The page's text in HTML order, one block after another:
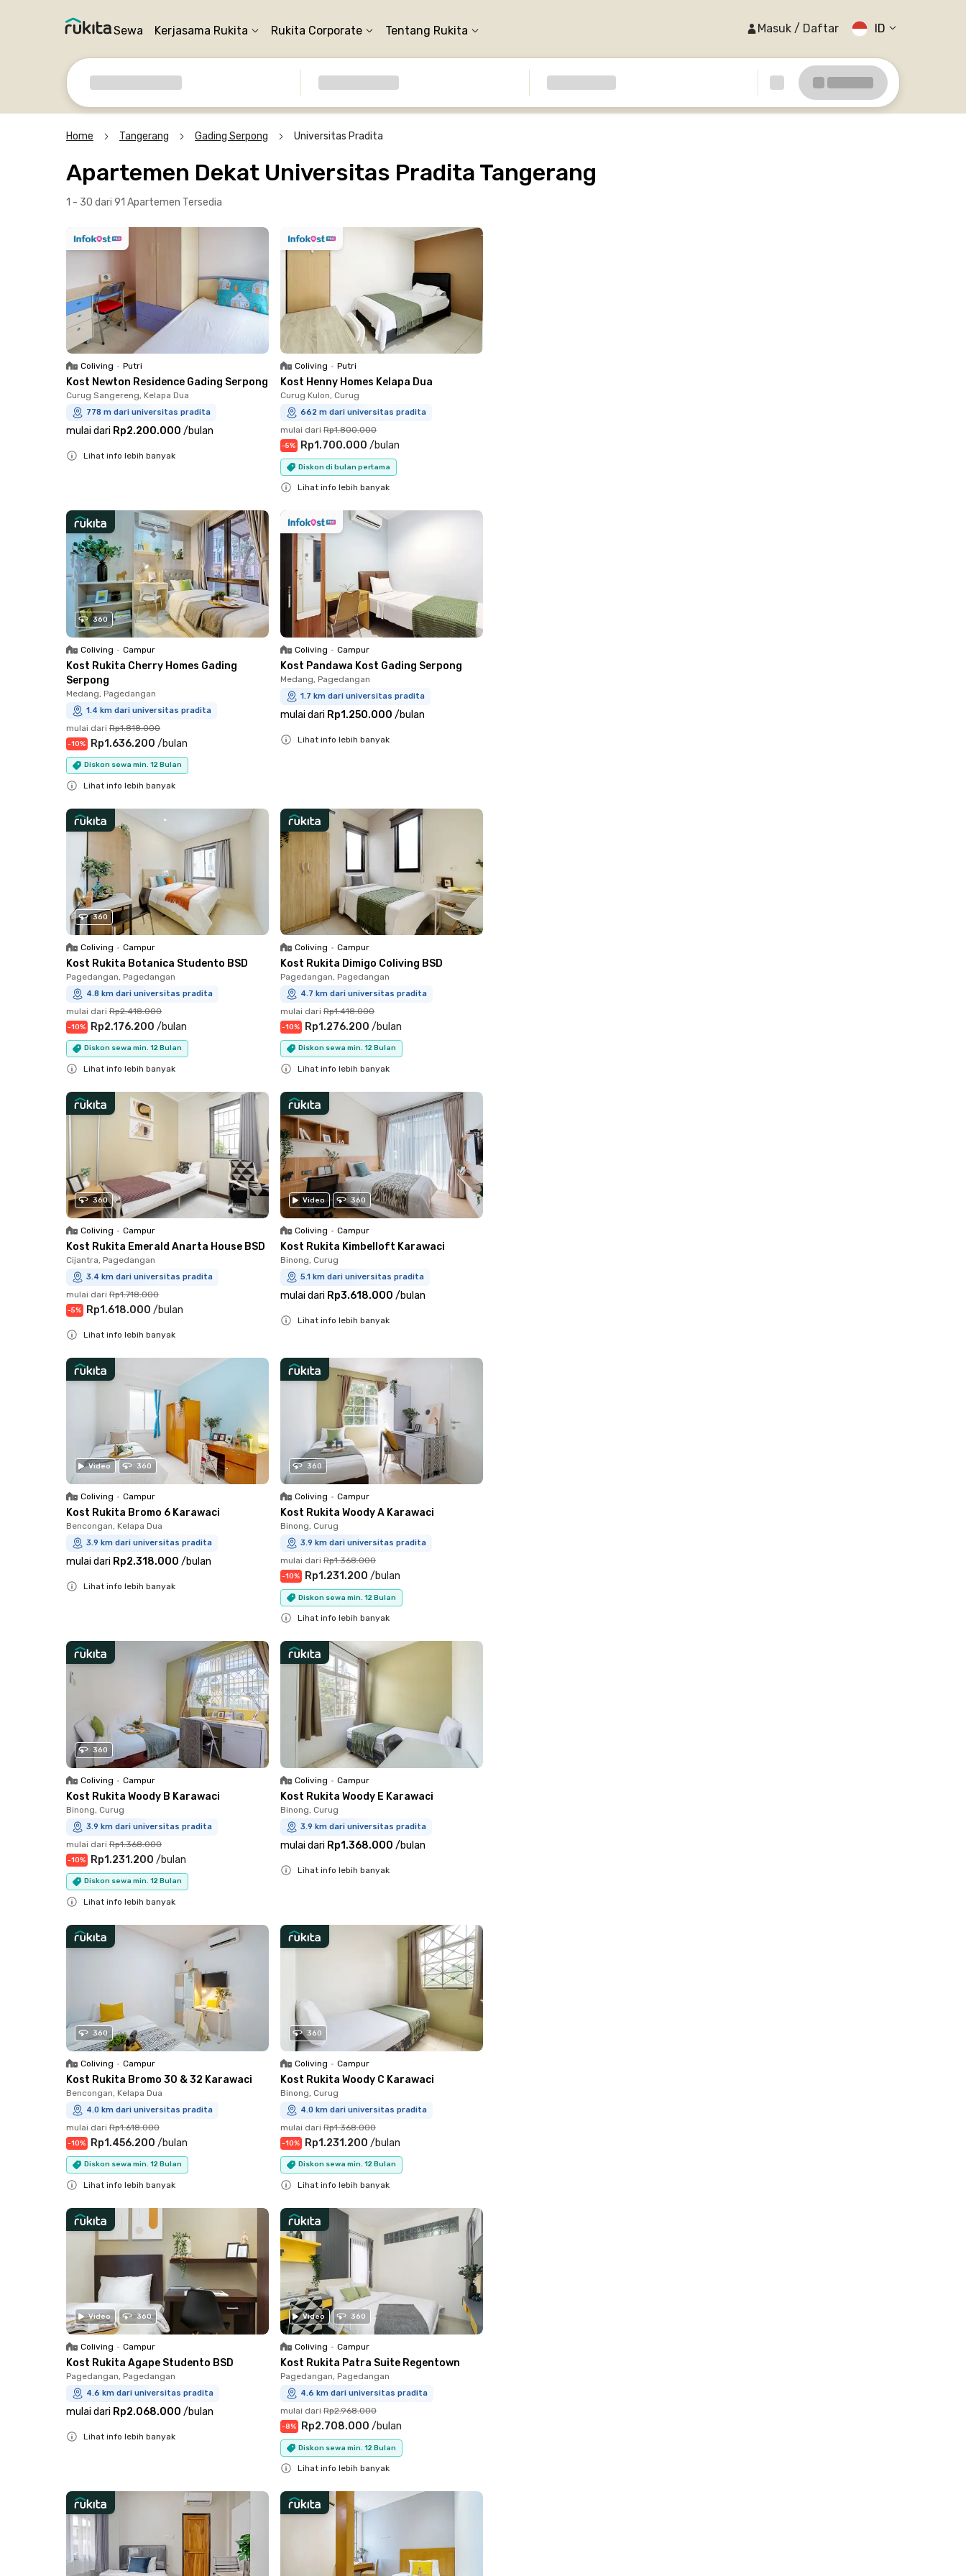
Sewa Kerjasama Rukita Rukita Corporate Tentang Rukita Masuk / Daftar ID
Home Tangerang Gading Serpong Universitas Pradita
Apartemen Dekat Universitas Pradita Tangerang
1 - 30 dari 91 Apartemen Tersedia
Coliving • Putri
Kost Newton Residence Gading Serpong
Curug Sangereng, Kelapa Dua
778 m dari universitas pradita
mulai dari Rp2.200.000 /bulan
Lihat info lebih banyak
Coliving • Putri
Kost Henny Homes Kelapa Dua
Curug Kulon, Curug
662 m dari universitas pradita
mulai dari Rp1.800.000
-5% Rp1.700.000 /bulan
Diskon di bulan pertama
Lihat info lebih banyak
360
Coliving • Campur
Kost Rukita Cherry Homes Gading
Serpong
Medang, Pagedangan
1.4 km dari universitas pradita
mulai dari Rp1.818.000
-10% Rp1.636.200 /bulan
Diskon sewa min. 12 Bulan
Lihat info lebih banyak
Coliving • Campur
Kost Pandawa Kost Gading Serpong
Medang, Pagedangan
1.7 km dari universitas pradita
mulai dari Rp1.250.000 /bulan
Lihat info lebih banyak
360
Coliving • Campur
Kost Rukita Botanica Studento BSD
Pagedangan, Pagedangan
4.8 km dari universitas pradita
mulai dari Rp2.418.000
-10% Rp2.176.200 /bulan
Diskon sewa min. 12 Bulan
Lihat info lebih banyak
Coliving • Campur
Kost Rukita Dimigo Coliving BSD
Pagedangan, Pagedangan
4.7 km dari universitas pradita
mulai dari Rp1.418.000
-10% Rp1.276.200 /bulan
Diskon sewa min. 12 Bulan
Lihat info lebih banyak
360
Coliving • Campur
Kost Rukita Emerald Anarta House BSD
Cijantra, Pagedangan
3.4 km dari universitas pradita
mulai dari Rp1.718.000
-5% Rp1.618.000 /bulan
Lihat info lebih banyak
Video 360
Coliving • Campur
Kost Rukita Kimbelloft Karawaci
Binong, Curug
5.1 km dari universitas pradita
mulai dari Rp3.618.000 /bulan
Lihat info lebih banyak
Video 360
Coliving • Campur
Kost Rukita Bromo 6 Karawaci
Bencongan, Kelapa Dua
3.9 km dari universitas pradita
mulai dari Rp2.318.000 /bulan
Lihat info lebih banyak
360
Coliving • Campur
Kost Rukita Woody A Karawaci
Binong, Curug
3.9 km dari universitas pradita
mulai dari Rp1.368.000
-10% Rp1.231.200 /bulan
Diskon sewa min. 12 Bulan
Lihat info lebih banyak
360
Coliving • Campur
Kost Rukita Woody B Karawaci
Binong, Curug
3.9 km dari universitas pradita
mulai dari Rp1.368.000
-10% Rp1.231.200 /bulan
Diskon sewa min. 12 Bulan
Lihat info lebih banyak
Coliving • Campur
Kost Rukita Woody E Karawaci
Binong, Curug
3.9 km dari universitas pradita
mulai dari Rp1.368.000 /bulan
Lihat info lebih banyak
360
Coliving • Campur
Kost Rukita Bromo 30 & 32 Karawaci
Bencongan, Kelapa Dua
4.0 km dari universitas pradita
mulai dari Rp1.618.000
-10% Rp1.456.200 /bulan
Diskon sewa min. 12 Bulan
Lihat info lebih banyak
360
Coliving • Campur
Kost Rukita Woody C Karawaci
Binong, Curug
4.0 km dari universitas pradita
mulai dari Rp1.368.000
-10% Rp1.231.200 /bulan
Diskon sewa min. 12 Bulan
Lihat info lebih banyak
Video 360
Coliving • Campur
Kost Rukita Agape Studento BSD
Pagedangan, Pagedangan
4.6 km dari universitas pradita
mulai dari Rp2.068.000 /bulan
Lihat info lebih banyak
Video 360
Coliving • Campur
Kost Rukita Patra Suite Regentown
Pagedangan, Pagedangan
4.6 km dari universitas pradita
mulai dari Rp2.968.000
-8% Rp2.708.000 /bulan
Diskon sewa min. 12 Bulan
Lihat info lebih banyak